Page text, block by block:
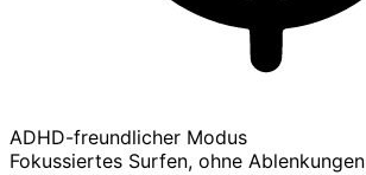
ADHD-freundlicher Modus
Fokussiertes Surfen, ohne Ablenkungen